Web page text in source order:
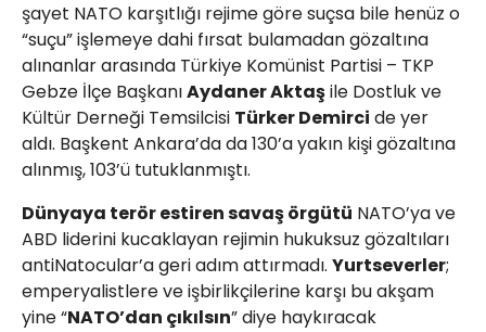
şayet NATO karşıtlığı rejime göre suçsa bile henüz o
“suçu” işlemeye dahi fırsat bulamadan gözaltına
alınanlar arasında Türkiye Komünist Partisi – TKP
Gebze İlçe BaşkanıAydaner Aktaşile Dostluk ve
Kültür Derneği Temsilcisi Türker Demirci de yer
aldı. Başkent Ankara’da da 130’a yakın kişi gözaltına
alınmış, 103’ü tutuklanmıştı.
Dünyaya terör estiren savaş örgütü NATO’ya ve
ABD liderini kucaklayan rejimin hukuksuz gözaltıları
antiNatocular’a geri adım attırmadı. Yurtseverler;
emperyalistlere ve işbirlikçilerine karşı bu akşam
yine “NATO’dan çıkılsın” diye haykıracak